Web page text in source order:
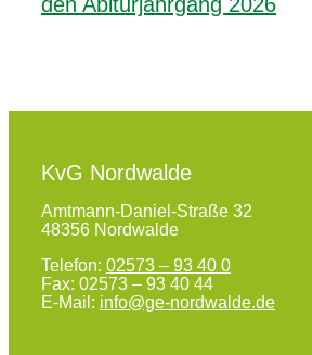
den Abiturjahrgang 2026
KvG Nordwalde
Amtmann-Daniel-Straße 32
48356 Nordwalde
Telefon: 02573 – 93 40 0
Fax: 02573 – 93 40 44
E-Mail: info@ge-nordwalde.de